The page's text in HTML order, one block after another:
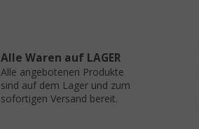
Alle Waren auf LAGER
Alle angebotenen Produkte
sind auf dem Lager und zum
sofortigen Versand bereit.